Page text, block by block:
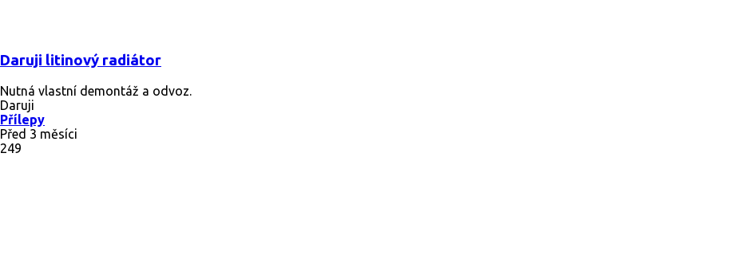
Daruji litinový radiátor
Nutná vlastní demontáž a odvoz.
Daruji
Přílepy
Před 3 měsíci
249